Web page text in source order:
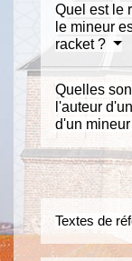
Quel est le
le mineur
racket ?
Quelles
l'auteur
d'un
Textes de